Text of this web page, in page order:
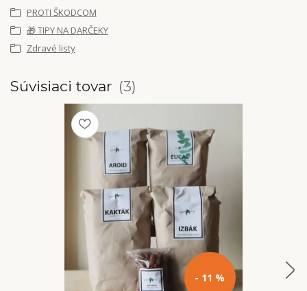
PROTI ŠKODCOM
🎁 TIPY NA DARČEKY
Zdravé listy
Súvisiaci tovar 3
- 11 %